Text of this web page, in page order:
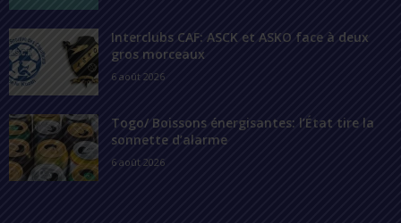
Interclubs CAF: ASCK et ASKO face à deux
gros morceaux
6 août 2026
Togo/ Boissons énergisantes: l’État tire la
sonnette d’alarme
6 août 2026